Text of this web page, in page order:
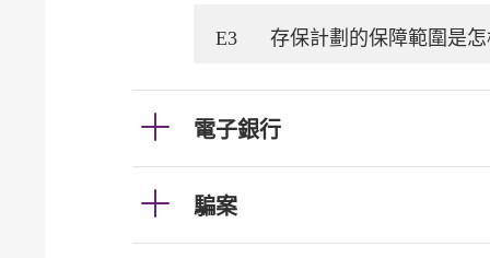
E3 存保計劃的保障範圍是
電子銀行
騙案